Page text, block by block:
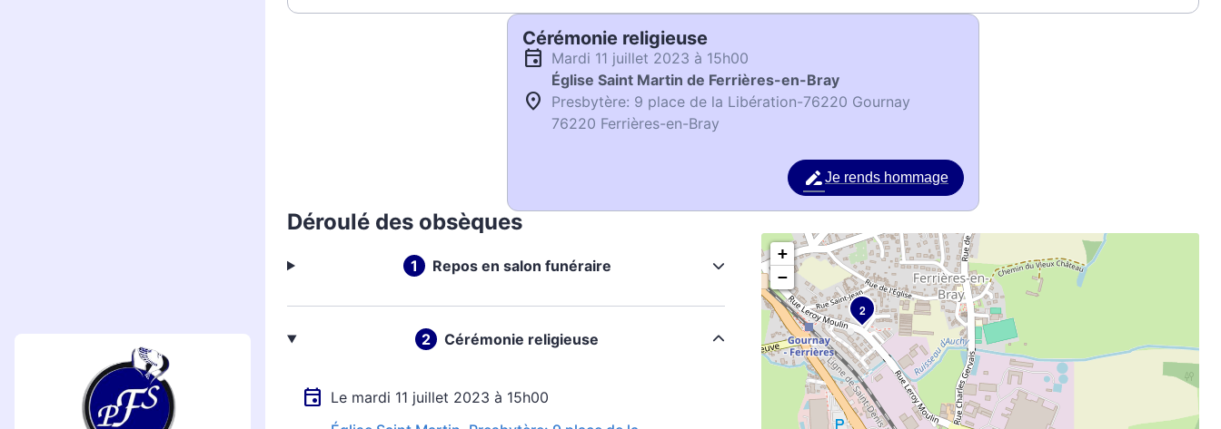
Cérémonie religieuse
mardi 11 juillet 2023 à 15h00
Église Saint Martin de Ferrières-en-Bray
Presbytère: 9 place de la Libération-76220 Gournay
76220 Ferrières-en-Bray
Je rends hommage
Déroulé des obsèques
Repos en salon funéraire
Cérémonie religieuse
Le mardi 11 juillet 2023 à 15h00
2
+
−